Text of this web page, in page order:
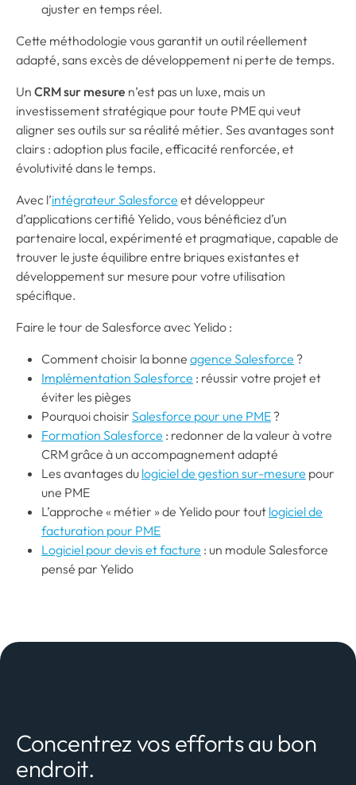
ajuster en temps réel.
Cette méthodologie vous garantit un outil réellement
adapté, sans excès de développement ni perte de temps.
Un CRM sur mesure n’est pas un luxe, mais un
investissement stratégique pour toute PME qui veut
aligner ses outils sur sa réalité métier. Ses avantages sont
clairs : adoption plus facile, efficacité renforcée, et
évolutivité dans le temps.
Avec l’intégrateur Salesforce et développeur
d’applications certifié Yelido, vous bénéficiez d’un
partenaire local, expérimenté et pragmatique, capable de
trouver le juste équilibre entre briques existantes et
développement sur mesure pour votre utilisation
spécifique.
Faire le tour de Salesforce avec Yelido :
Comment choisir la bonne agence Salesforce ?
Implémentation Salesforce : réussir votre projet et
éviter les pièges
Pourquoi choisir Salesforce pour une PME ?
Formation Salesforce : redonner de la valeur à votre
CRM grâce à un accompagnement adapté
Les avantages du logiciel de gestion sur-mesure pour
une PME
L’approche « métier » de Yelido pour tout logiciel de
facturation pour PME
Logiciel pour devis et facture : un module Salesforce
pensé par Yelido
Concentrez vos efforts au bon
endroit.